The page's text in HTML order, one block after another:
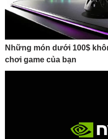
Những món dưới 100$
chơi game của bạn